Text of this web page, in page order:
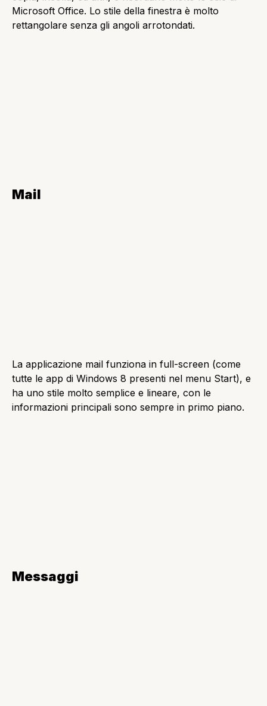
Microsoft Office. Lo stile della finestra è molto
rettangolare senza gli angoli arrotondati.
L’applicazione messaggi ha uno stile simile a quello di
Premendo il tasto destro del mouse, apparirà una
barra delle opzioni con la solita grafica in pieno stile
Windows 8. In basso a sinistra ci sono tre pulsanti, e
grazie a quelli si può cambiare la visualizzazione in
giorni, settimane, e mesi.